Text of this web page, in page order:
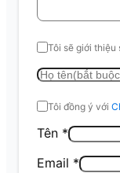
Tôi sẽ giới thiệu
Tôi đồng ý với
Tên *
Email *